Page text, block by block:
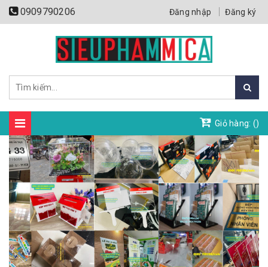
0909790206 Đăng nhập Đăng ký
Giỏ hàng: ()